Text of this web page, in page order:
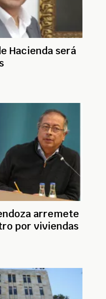
Hacienda será
arremete
por viviendas